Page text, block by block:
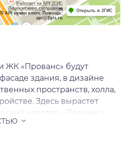
Работает на API 2ГИС
Лицензионное соглашение
API нужен ключ. Помощь:
api@2gis.ru
Открыть в 2ГИС
ЖК «Прованс» будут
здания, в дизайне
пространств, холла,
Здесь вырастет
квартал. «Прованс»
переменной этажности